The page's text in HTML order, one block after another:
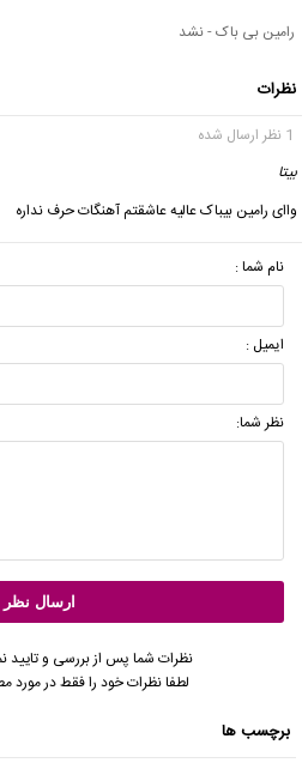
رامین بی باک - نشد
نظرات
1 نظر ارسال شده
بیتا
واای رامین بیباک عالیه عاشقتم آهنگات حرف نداره
نام شما :
ایمیل :
نظر شما:
نظرات شما پس از بررسی و
لطفا نظرات خود را فقط در مورد
برچسب ها